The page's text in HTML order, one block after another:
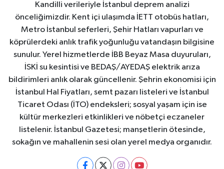
Kandilli verileriyle İstanbul deprem analizi
önceliğimizdir. Kent içi ulaşımda İETT otobüs hatları,
Metro İstanbul seferleri, Şehir Hatları vapurları ve
köprülerdeki anlık trafik yoğunluğu vatandaşın bilgisine
sunulur. Yerel hizmetlerde İBB Beyaz Masa duyuruları,
İSKİ su kesintisi ve BEDAŞ/AYEDAŞ elektrik arıza
bildirimleri anlık olarak güncellenir. Şehrin ekonomisi için
İstanbul Hal Fiyatları, semt pazarı listeleri ve İstanbul
Ticaret Odası (İTO) endeksleri; sosyal yaşam için ise
kültür merkezleri etkinlikleri ve nöbetçi eczaneler
listelenir. İstanbul Gazetesi; manşetlerin ötesinde,
sokağın ve mahallenin sesi olan yerel medya organıdır.